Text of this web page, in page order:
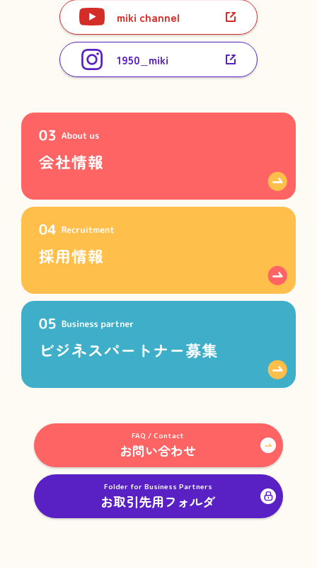
miki channel
1950_miki
FAQ / Contact
お問い合わせ
Folder for Business Partners
お取引先用フォルダ